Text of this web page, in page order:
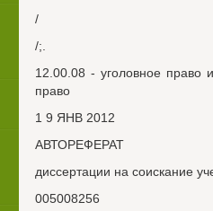
/
/;.
12.00.08 - уголовное право
право
1 9 ЯНВ 2012
АВТОРЕФЕРАТ
диссертации на соискание
005008256